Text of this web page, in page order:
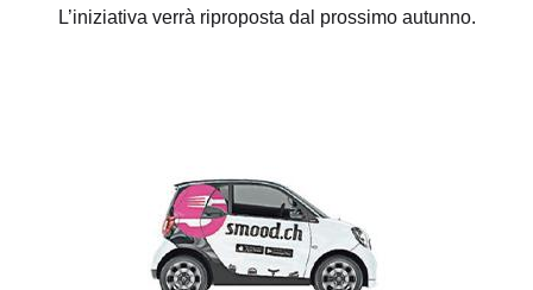
L’iniziativa verrà riproposta dal prossimo autunno.